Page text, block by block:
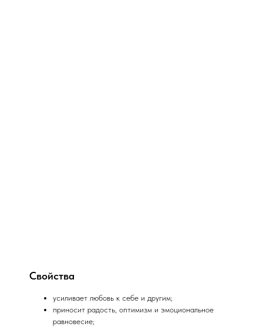
Свойства
усиливает любовь к себе и другим;
приносит радость, оптимизм и эмоциональное
равновесие;